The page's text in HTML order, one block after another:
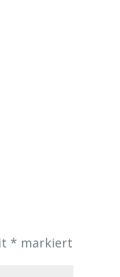
* markiert